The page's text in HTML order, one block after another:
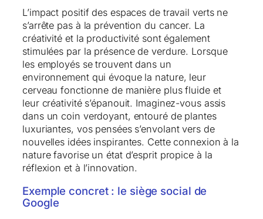
L’impact positif des espaces de travail verts ne
s’arrête pas à la prévention du cancer. La
créativité et la productivité sont également
stimulées par la présence de verdure. Lorsque
les employés se trouvent dans un
environnement qui évoque la nature, leur
cerveau fonctionne de manière plus fluide et
leur créativité s’épanouit. Imaginez-vous assis
dans un coin verdoyant, entouré de plantes
luxuriantes, vos pensées s’envolant vers de
nouvelles idées inspirantes. Cette connexion à la
nature favorise un état d’esprit propice à la
réflexion et à l’innovation.
Exemple concret : le siège social de
Google